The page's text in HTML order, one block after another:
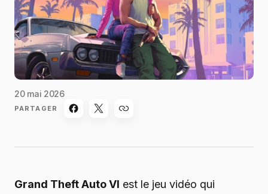
20 mai 2026
PARTAGER
Grand Theft Auto VI est le jeu vidéo qui